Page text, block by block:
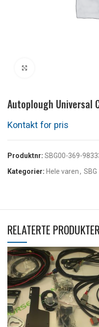
Autoplough Universal
Produktnr: SBG00-369-
Kategorier: Hele varen, SBG
RELATERTE PRODUKTER